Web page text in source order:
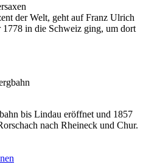
der Welt, geht auf Franz Ulrich
in die Schweiz ging, um dort
bis Lindau eröffnet und 1857
nach Rheineck und Chur.